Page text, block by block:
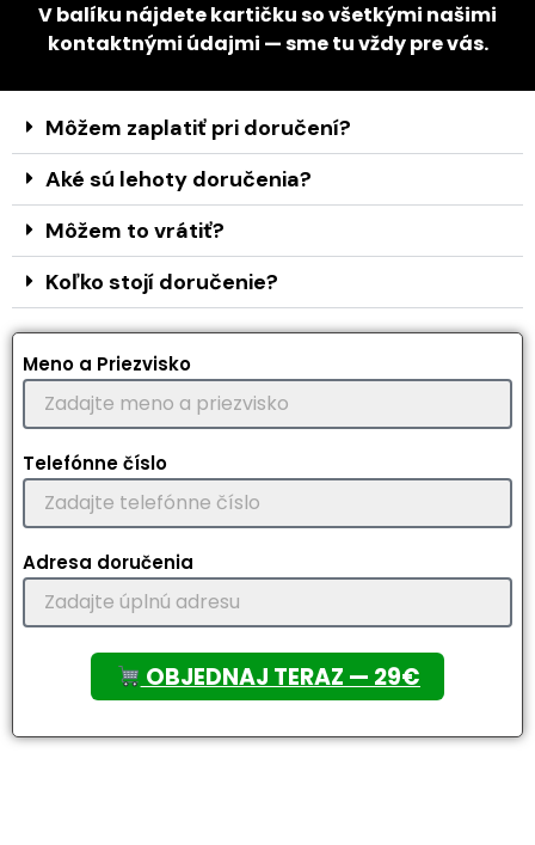
V balíku nájdete kartičku so všetkými našimi
kontaktnými údajmi — sme tu vždy pre vás.
Môžem zaplatiť pri doručení?
Aké sú lehoty doručenia?
Môžem to vrátiť?
Koľko stojí doručenie?
Meno a Priezvisko
Telefónne číslo
Adresa doručenia
OBJEDNAJ TERAZ — 29€